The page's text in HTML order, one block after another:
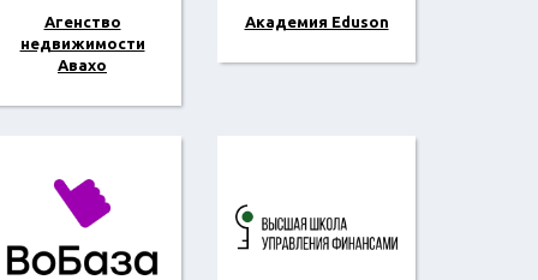
Агенство
недвижимости
Авахо
Академия Eduson